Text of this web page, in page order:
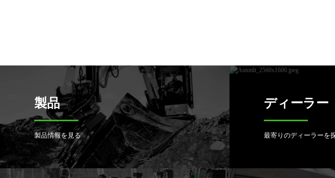
製品
製品情報を見る
ディーラー
最寄りのディーラーを